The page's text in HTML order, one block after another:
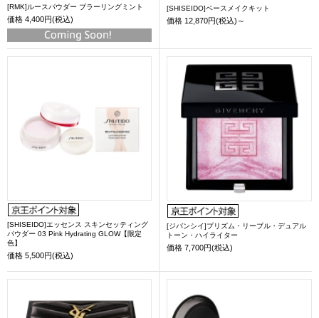
[RMK]ルースパウダー ブラーリングミント
価格 4,400円(税込)
[SHISEIDO]ベースメイクキット
価格 12,870円(税込)～
[SHISEIDO]エッセンス スキンセッティング
パウダー 03 Pink Hydrating GLOW【限定
色】
価格 5,500円(税込)
[ジバンシイ]プリズム・リーブル・デュアル
トーン・ハイライター
価格 7,700円(税込)